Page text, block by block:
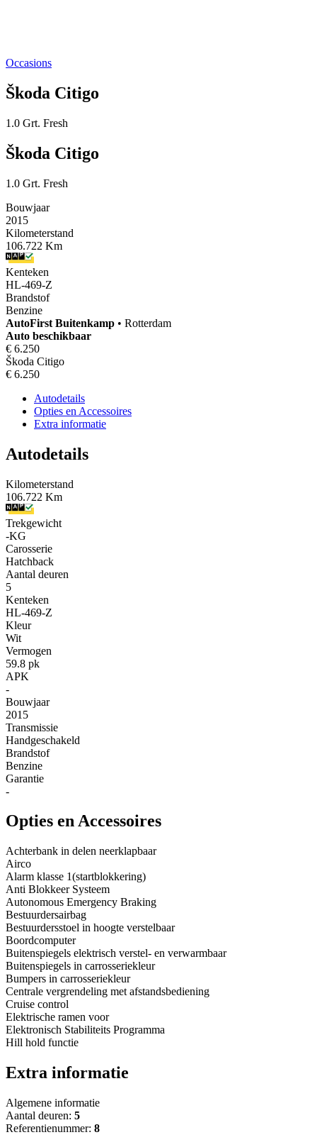
Occasions
Škoda Citigo
1.0 Grt. Fresh
Škoda Citigo
1.0 Grt. Fresh
Bouwjaar
2015
Kilometerstand
106.722 Km
Kenteken
HL-469-Z
Brandstof
Benzine
AutoFirst Buitenkamp • Rotterdam
Auto beschikbaar
€ 6.250
Škoda Citigo
€ 6.250
Autodetails
Opties en Accessoires
Extra informatie
Autodetails
Kilometerstand
106.722 Km
Trekgewicht
-KG
Carosserie
Hatchback
Aantal deuren
5
Kenteken
HL-469-Z
Kleur
Wit
Vermogen
59.8 pk
APK
-
Bouwjaar
2015
Transmissie
Handgeschakeld
Brandstof
Benzine
Garantie
-
Opties en Accessoires
Achterbank in delen neerklapbaar
Airco
Alarm klasse 1(startblokkering)
Anti Blokkeer Systeem
Autonomous Emergency Braking
Bestuurdersairbag
Bestuurdersstoel in hoogte verstelbaar
Boordcomputer
Buitenspiegels elektrisch verstel- en verwarmbaar
Buitenspiegels in carrosseriekleur
Bumpers in carrosseriekleur
Centrale vergrendeling met afstandsbediening
Cruise control
Elektrische ramen voor
Elektronisch Stabiliteits Programma
Hill hold functie
Extra informatie
Algemene informatie
Aantal deuren: 5
Referentienummer: 8